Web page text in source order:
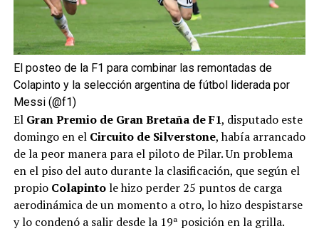
El posteo de la F1 para combinar las remontadas de
Colapinto y la selección argentina de fútbol liderada por
Messi (@f1)
El Gran Premio de Gran Bretaña de F1, disputado este
domingo en el Circuito de Silverstone, había arrancado
de la peor manera para el piloto de Pilar. Un problema
en el piso del auto durante la clasificación, que según el
propio Colapintole hizo perder 25 puntos de carga
aerodinámica de un momento a otro, lo hizo despistarse
y lo condenó a salir desde la 19ª posición en la grilla.